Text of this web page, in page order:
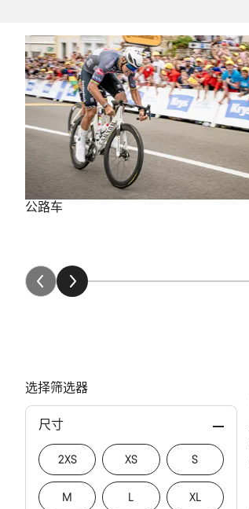
公路车
选择筛选器
尺寸
2XS XS S
M L XL